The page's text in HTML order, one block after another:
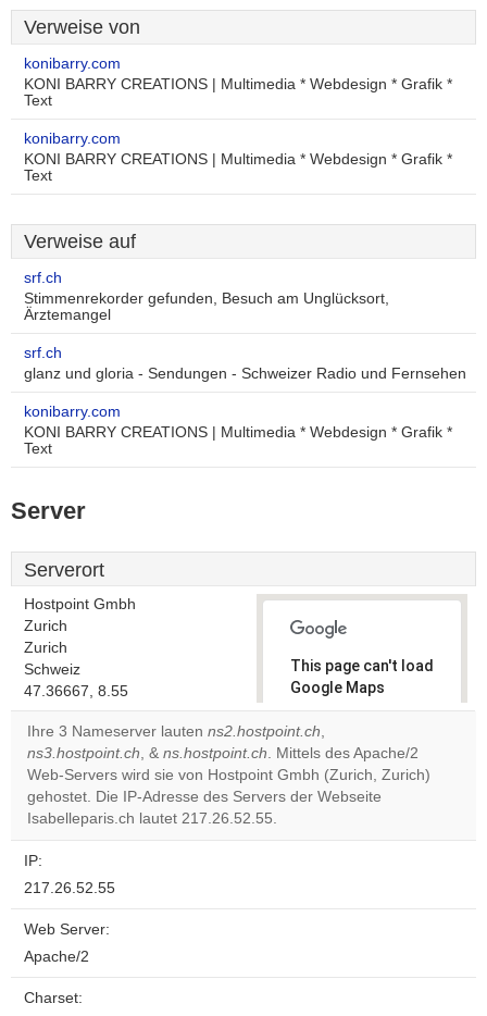
Verweise von
konibarry.com
KONI BARRY CREATIONS | Multimedia * Webdesign * Grafik *
Text
konibarry.com
KONI BARRY CREATIONS | Multimedia * Webdesign * Grafik *
Text
Verweise auf
srf.ch
Stimmenrekorder gefunden, Besuch am Unglücksort,
Ärztemangel
srf.ch
glanz und gloria - Sendungen - Schweizer Radio und Fernsehen
konibarry.com
KONI BARRY CREATIONS | Multimedia * Webdesign * Grafik *
Text
Server
Serverort
Hostpoint Gmbh
Zurich
Zurich
Schweiz
47.36667, 8.55
This page can't load
Google Maps
correctly.
Do you
own this
website?
OK
Ihre 3 Nameserver lauten ns2.hostpoint.ch,
ns3.hostpoint.ch, & ns.hostpoint.ch. Mittels des Apache/2
Web-Servers wird sie von Hostpoint Gmbh (Zurich, Zurich)
gehostet. Die IP-Adresse des Servers der Webseite
Isabelleparis.ch lautet 217.26.52.55.
IP:
217.26.52.55
Web Server:
Apache/2
Charset: